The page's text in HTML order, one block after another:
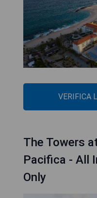
VERIFICA
The Towers
Pacifica - All
Only